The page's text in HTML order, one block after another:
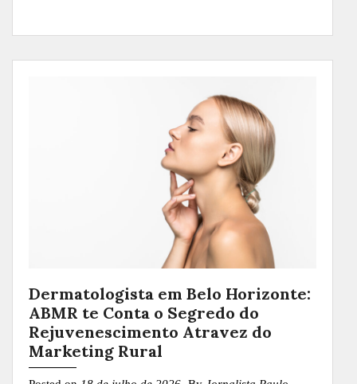
Dermatologista em Belo Horizonte:
ABMR te Conta o Segredo do
Rejuvenescimento Atravez do
Marketing Rural